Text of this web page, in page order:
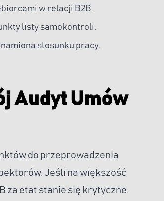
w relacji B2B.
listy samokontroli.
stosunku pracy.
Audyt Umów
do przeprowadzenia
Jeśli na większość
za etat stanie się krytyczne.